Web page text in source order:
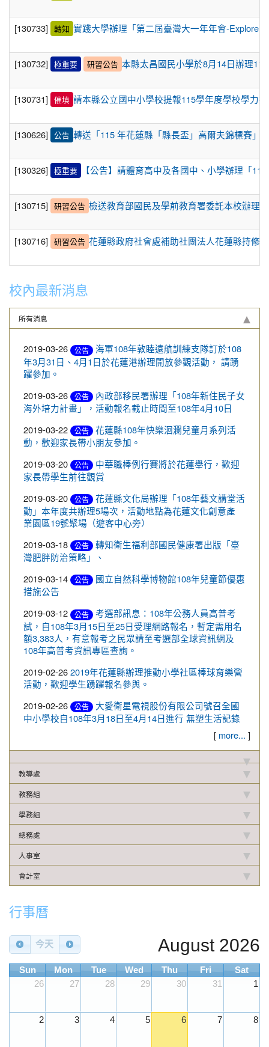
[130733] 轉知 實踐大學辦理「第二屆臺灣大一年年會-Explore
[130732] 極重要 研習公告 本縣太昌國民小學於8月14日辦理
[130731] 催填 請本縣公立國中小學校提報115學年度學校學力
[130626] 公告 轉送「115 年花蓮縣「縣長盃」高爾夫錦標賽」
[130326] 極重要 【公告】請體育高中及各國中、小學辦理「
[130715] 研習公告 檢送教育部國民及學前教育署委託本校辦理
[130716] 研習公告 花蓮縣政府社會處補助社團法人花蓮縣持修
校內最新消息
所有消息
2019-03-26 公告
海軍108年敦睦遠航訓練支隊訂於108
年3月31日、4月1日於花蓮港辦理開放參觀活動， 請踴
躍參加。
2019-03-26
公告
內政部移民署辦理「108年新住民子女
海外培力計畫」，活動報名截止時間至108年4月10日
2019-03-22
公告
花蓮縣108年快樂洄瀾兒童月系列活
動，歡迎家長帶小朋友參加。
2019-03-20
公告
中華職棒例行賽將於花蓮舉行，歡迎
家長帶學生前往觀賞
2019-03-20
公告
花蓮縣文化局辦理「108年藝文講堂活
動」本年度共辦理5場次，活動地點為花蓮文化創意產
業園區19號聚場（遊客中心旁）
2019-03-18
公告
轉知衛生福利部國民健康署出版「臺
灣肥胖防治策略」、
2019-03-14
公告
國立自然科學博物館108年兒童節優惠
措施公告
2019-03-12
公告
考選部訊息：108年公務人員高普考
試，自108年3月15日至25日受理網路報名，暫定需用名
額3,383人，有意報考之民眾請至考選部全球資訊網及
108年高普考資訊專區查詢。
2019-02-262019年花蓮縣辦理推動小學社區棒球育樂營
活動，歡迎學生踴躍報名參與。
2019-02-26
公告
大愛衛星電視股份有限公司號召全國
中小學校自108年3月18日至4月14日進行 無塑生活記錄
[ more... ]
教導處
教務組
學務組
總務處
人事室
會計室
行事曆
今天 August 2026
Sun Mon Tue Wed Thu Fri
Sat
26
27 28 29 30 31 1
2 3 4 5 6 7 8